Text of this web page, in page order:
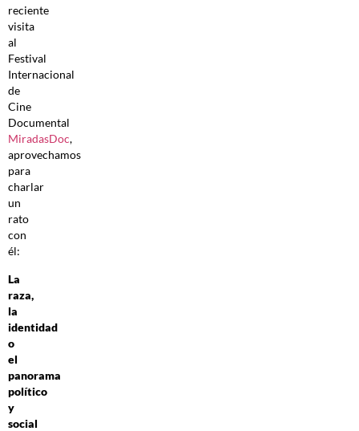
reciente
visita
al
Festival
Internacional
de
Cine
Documental
MiradasDoc,
aprovechamos
para
charlar
un
rato
con
él:
La
raza,
la
identidad
o
el
panorama
político
y
social